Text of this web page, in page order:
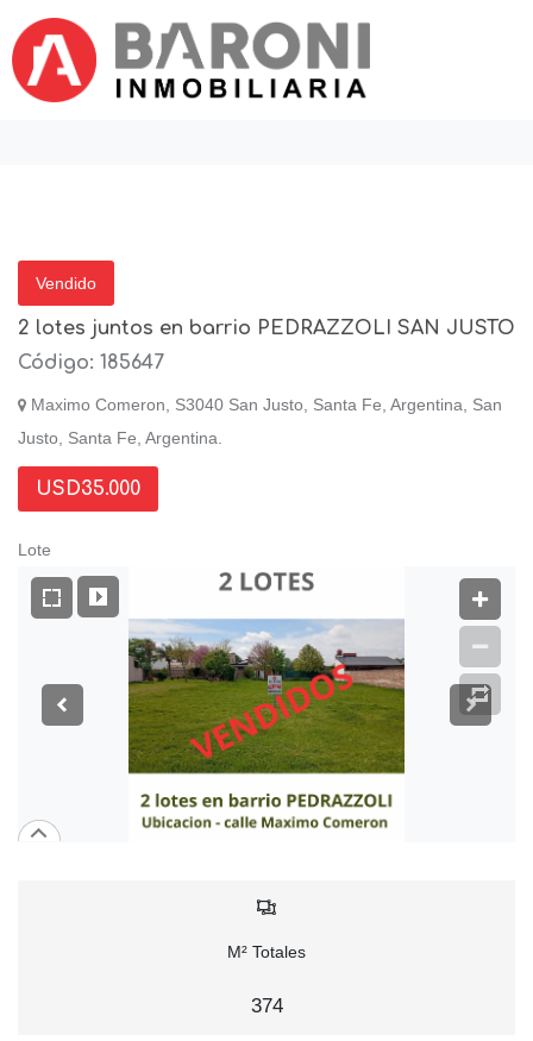
Vendido
2 lotes juntos en barrio PEDRAZZOLI SAN JUSTO
Código: 185647
Maximo Comeron, S3040 San Justo, Santa Fe, Argentina, San
Justo, Santa Fe, Argentina.
USD35.000
Lote
M² Totales
374